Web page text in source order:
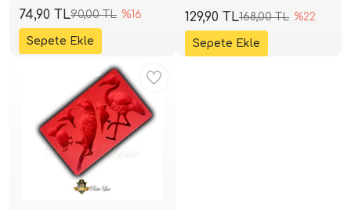
90,00 TL %16
74,90 TL 168,00 TL %22
129,90 TL